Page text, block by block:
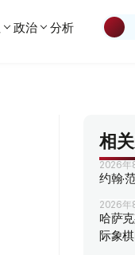
政治 分析
相
2026年
约翰·
2026年
哈萨
际象